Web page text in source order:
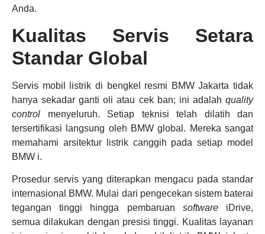
Anda.
Kualitas Servis Setara
Standar Global
Servis mobil listrik di bengkel resmi BMW Jakarta tidak
hanya sekadar ganti oli atau cek ban; ini adalah quality
control menyeluruh. Setiap teknisi telah dilatih dan
tersertifikasi langsung oleh BMW global. Mereka sangat
memahami arsitektur listrik canggih pada setiap model
BMW i.
Prosedur servis yang diterapkan mengacu pada standar
internasional BMW. Mulai dari pengecekan sistem baterai
tegangan tinggi hingga pembaruan softwareiDrive,
semua dilakukan dengan presisi tinggi. Kualitas layanan